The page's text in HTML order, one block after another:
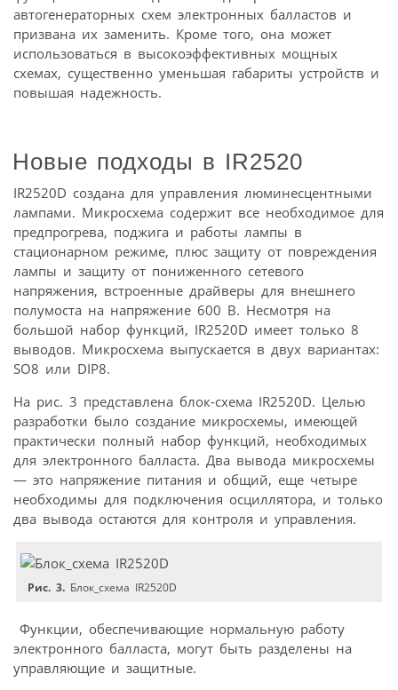
автогенераторных схем электронных балластов и
призвана их заменить. Кроме того, она может
использоваться в высокоэффективных мощных
схемах, существенно уменьшая габариты устройств и
повышая надежность.
Новые подходы в IR2520
IR2520D создана для управления люминесцентными
лампами. Микросхема содержит все необходимое для
предпрогрева, поджига и работы лампы в
стационарном режиме, плюс защиту от повреждения
лампы и защиту от пониженного сетевого
напряжения, встроенные драйверы для внешнего
полумоста на напряжение 600 В. Несмотря на
большой набор функций, IR2520D имеет только 8
выводов. Микросхема выпускается в двух вариантах:
SO8 или DIP8.
На рис. 3 представлена блок-схема IR2520D. Целью
разработки было создание микросхемы, имеющей
практически полный набор функций, необходимых
для электронного балласта. Два вывода микросхемы
— это напряжение питания и общий, еще четыре
необходимы для подключения осциллятора, и только
два вывода остаются для контроля и управления.
Рис. 3. Блок_схема IR2520D
Функции, обеспечивающие нормальную работу
электронного балласта, могут быть разделены на
управляющие и защитные.